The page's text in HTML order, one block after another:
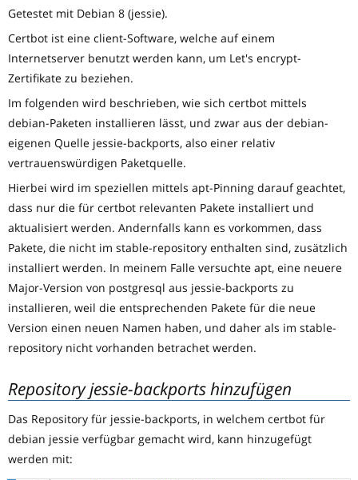
Getestet mit Debian 8 (jessie).
Certbot ist eine client-Software, welche auf einem
Internetserver benutzt werden kann, um Let's encrypt-
Zertifikate zu beziehen.
Im folgenden wird beschrieben, wie sich certbot mittels
debian-Paketen installieren lässt, und zwar aus der debian-
eigenen Quelle jessie-backports, also einer relativ
vertrauenswürdigen Paketquelle.
Hierbei wird im speziellen mittels apt-Pinning darauf geachtet,
dass nur die für certbot relevanten Pakete installiert und
aktualisiert werden. Andernfalls kann es vorkommen, dass
Pakete, die nicht im stable-repository enthalten sind, zusätzlich
installiert werden. In meinem Falle versuchte apt, eine neuere
Major-Version von postgresql aus jessie-backports zu
installieren, weil die entsprechenden Pakete für die neue
Version einen neuen Namen haben, und daher als im stable-
repository nicht vorhanden betrachet werden.
Repository jessie-backports hinzufügen
Das Repository für jessie-backports, in welchem certbot für
debian jessie verfügbar gemacht wird, kann hinzugefügt
werden mit: